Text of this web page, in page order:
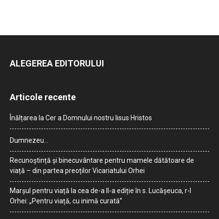
ALEGEREA EDITORULUI
Articole recente
Înălțarea la Cer a Domnului nostru Iisus Hristos
Dumnezeu…
Recunoștință și binecuvântare pentru mamele dătătoare de
viață – din partea preoților Vicariatului Orhei
Marșul pentru viață la cea de-a II-a ediție în s. Lucășeuca, r-l
Orhei: „Pentru viață, cu inimă curată”